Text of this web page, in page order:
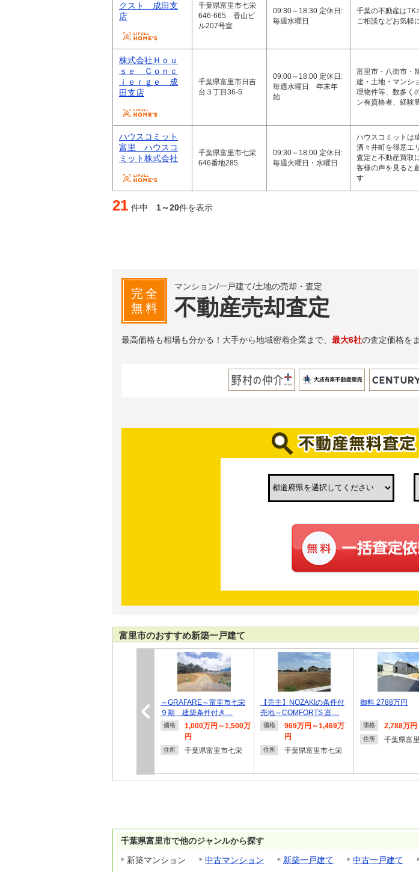
クスト 成田支
店
千葉県富里市七栄
646-665 香山ビ
ル207号室
09:30～18:30 定休日:
毎週水曜日
千葉の不動産はTK
ご相談などお気軽
株式会社Ｈｏｕ
ｓｅ Ｃｏｎｃ
ｉｅｒｇｅ 成
田支店
千葉県富里市日吉
台３丁目36-5
09:00～18:00 定休日:
毎週水曜日 年末年
始
富里市・八街市・
建・土地・マンシ
理物件等、数多く
ン有資格者、経験
ハウスコミット
富里 ハウスコ
ミット株式会社
千葉県富里市七栄
646番地285
09:30～18:00 定休日:
毎週火曜日・水曜日
ハウスコミットは
酒々井町を得意エ
査定と不動産買取
客様の声を見ると
す
21 件中 1～20件を表示
完全
無料
マンション/一戸建て/土地の売却・査定
不動産売却査定
最高価格も相場も分かる！大手から地域密着企業まで、 最大6社の査定価格を
富里市のおすすめ新築一戸建て
～GRAFARE～富里市七栄
９期 建築条件付き…
価格
1,000万円～1,500万
円
住所 千葉県富里市七栄
【売主】NOZAKIの条件付
売地～COMFORTS 富…
価格
969万円～1,469万
円
住所 千葉県富里市七栄
御料 2788万円
価格 2,788万円
住所 千葉県富
千葉県富里市で他のジャンルから探す
新築マンション
中古マンション 新築一戸建て 中古一戸建て